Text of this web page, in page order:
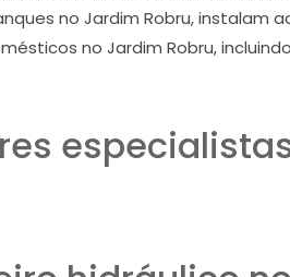
no Jardim Robru, instalam
no Jardim Robru,